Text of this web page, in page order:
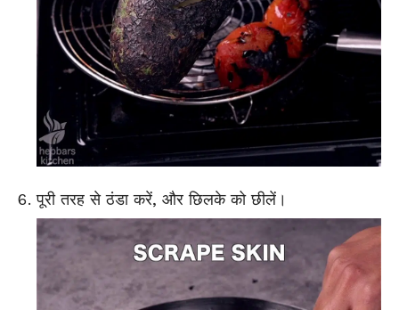
पूरी तरह से ठंडा करें, और छिलके को छीलें।